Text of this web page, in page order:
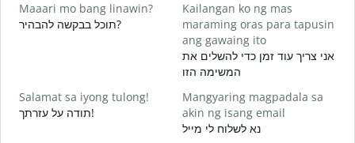
Maaari mo bang linawin?
תוכל בבקשה להבהיר?
Kailangan ko ng mas
maraming oras para tapusin
ang gawaing ito
אני צריך עוד זמן כדי להשלים את
המשימה הזו
Salamat sa iyong tulong!
תודה על עזרתך!
Mangyaring magpadala sa
akin ng isang email
נא לשלוח לי מייל